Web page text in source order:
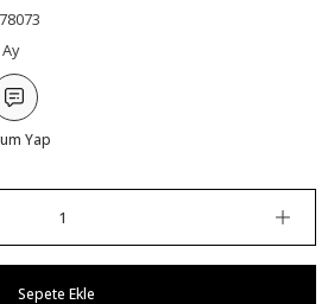
Yap
Sepete Ekle